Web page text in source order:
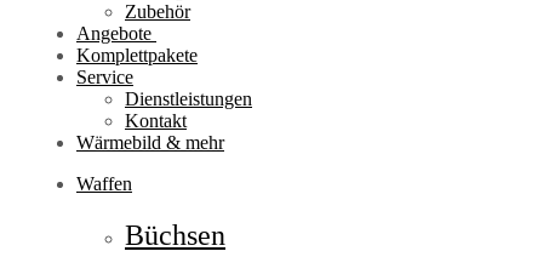
Zubehör
Angebote
Komplettpakete
Service
Dienstleistungen
Kontakt
Wärmebild & mehr
Waffen
Büchsen